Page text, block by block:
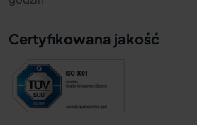
Certyfikowana jakość